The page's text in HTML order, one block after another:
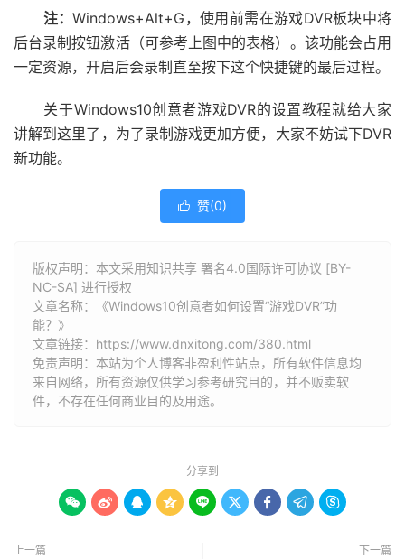
注：Windows+Alt+G，使用前需在游戏DVR板块中将
后台录制按钮激活（可参考上图中的表格）。该功能会占用
一定资源，开启后会录制直至按下这个快捷键的最后过程。
关于Windows10创意者游戏DVR的设置教程就给大家
讲解到这里了，为了录制游戏更加方便，大家不妨试下DVR
新功能。
 赞(0)
版权声明：本文采用知识共享 署名4.0国际许可协议 [BY-
NC-SA] 进行授权
文章名称：《Windows10创意者如何设置“游戏DVR”功
能？》
文章链接： https://www.dnxitong.com/380.html
免责声明：本站为个人博客非盈利性站点，所有软件信息均
来自网络，所有资源仅供学习参考研究目的，并不贩卖软
件，不存在任何商业目的及用途。
分享到
        
上一篇 下一篇